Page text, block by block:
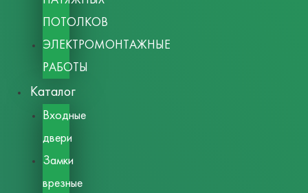
ПОТОЛКОВ
ЭЛЕКТРОМОНТАЖНЫЕ
РАБОТЫ
Каталог
Входные
двери
Замки
врезные